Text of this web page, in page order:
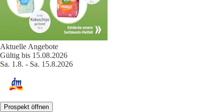
Aktuelle Angebote
Gültig bis 15.08.2026
Sa. 1.8. - Sa. 15.8.2026
Prospekt öffnen